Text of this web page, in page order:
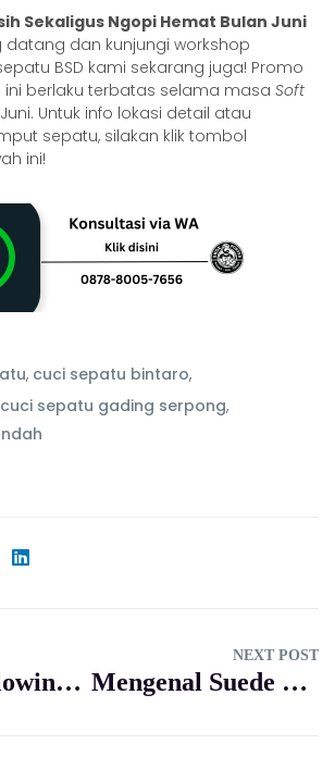
Sekaligus Ngopi Hemat Bulan Juni
datang dan kunjungi workshop
BSD kami sekarang juga! Promo
ini berlaku terbatas selama masa Soft
Untuk info lokasi detail atau
sepatu, silakan klik tombol
ini!
, cuci sepatu bintaro,
cuci sepatu gading serpong,
Hasil Unyellowing & Repair Sepatu: Dari Rusak Jadi Layak Koleksi Lagi!
NEXT POST
Mengenal Suede Protector: Perlindungan Wajib Setelah Cuci Sepatu Suede